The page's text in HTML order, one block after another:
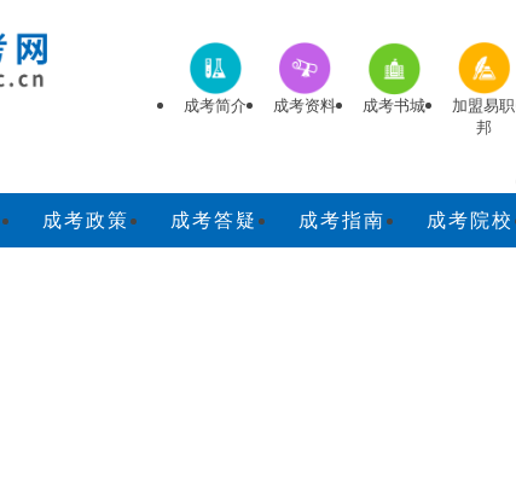
成考简介 成考资料 成考书城
加盟易职
邦
成考政策 成考答疑 成考指南 成考院校